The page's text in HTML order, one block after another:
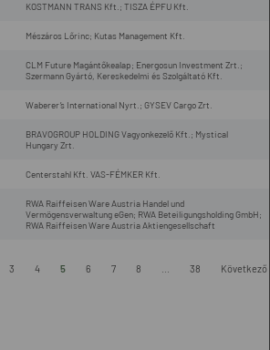
KOSTMANN TRANS Kft.; TISZA ÉPFU Kft.
Mészáros Lőrinc; Kutas Management Kft.
CLM Future Magántőkealap; Energosun Investment Zrt.;
Szermann Gyártó, Kereskedelmi és Szolgáltató Kft.
Waberer’s International Nyrt.; GYSEV Cargo Zrt.
BRAVOGROUP HOLDING Vagyonkezelő Kft.; Mystical
Hungary Zrt.
Centerstahl Kft. VAS-FÉMKER Kft.
RWA Raiffeisen Ware Austria Handel und
Vermögensverwaltung eGen; RWA Beteiligungsholding GmbH;
RWA Raiffeisen Ware Austria Aktiengesellschaft
3 4 5 6 7 8 38 Következő